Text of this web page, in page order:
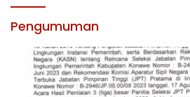
Pengumuman